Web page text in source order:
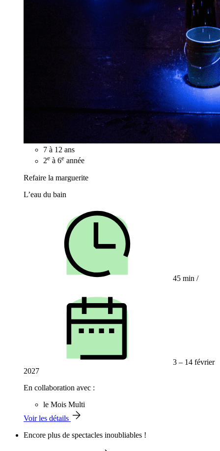
7 à 12 ans
2e à 6e année
Refaire la marguerite
L’eau du bain
45 min /
3 – 14 février
2027
En collaboration avec :
le Mois Multi
Voir les détails
Encore plus de spectacles inoubliables !